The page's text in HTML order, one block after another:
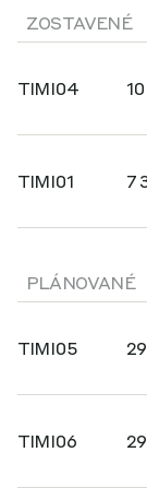
ZOSTAVENÉ
TIMI04
TIMI01 7
PLÁNOVANÉ
TIMI05
TIMI06